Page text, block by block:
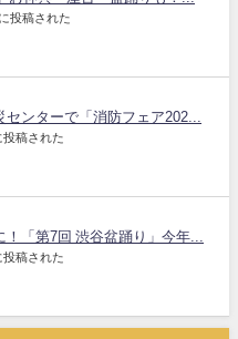
投稿された
ンターで「消防フェア202...
投稿された
「第7回 渋谷盆踊り」今年...
投稿された